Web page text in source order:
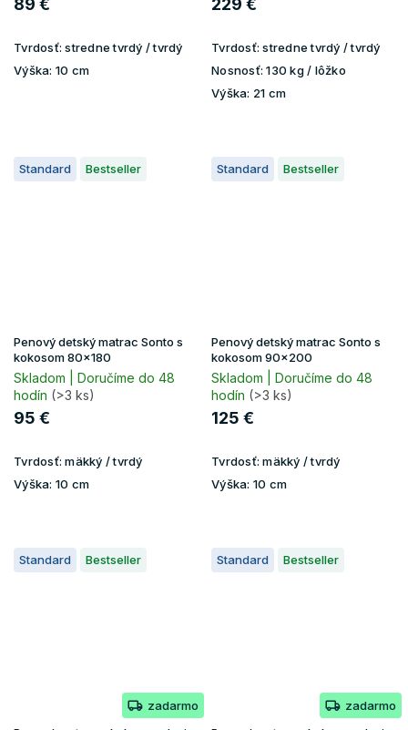
89 €
Tvrdosť: stredne tvrdý / tvrdý
Výška: 10 cm
229 €
Tvrdosť: stredne tvrdý / tvrdý
Nosnosť: 130 kg / lôžko
Výška: 21 cm
Standard Bestseller
Penový detský matrac Sonto s
kokosom 80x180
Skladom | Doručíme do 48
hodín (>3 ks)
95 €
Tvrdosť: mäkký / tvrdý
Výška: 10 cm
Standard Bestseller
Penový detský matrac Sonto s
kokosom 90x200
Skladom | Doručíme do 48
hodín (>3 ks)
125 €
Tvrdosť: mäkký / tvrdý
Výška: 10 cm
Standard Bestseller
zadarmo
Standard Bestseller
zadarmo